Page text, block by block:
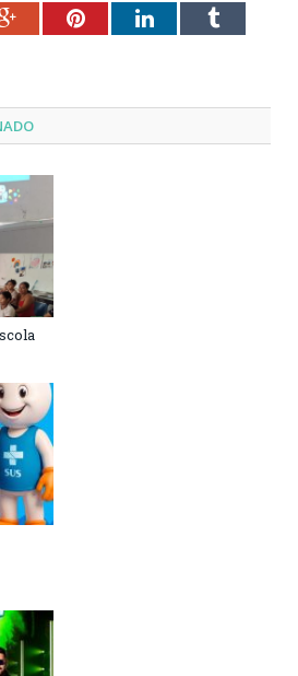
Google+PinterestLinkedInTumblr